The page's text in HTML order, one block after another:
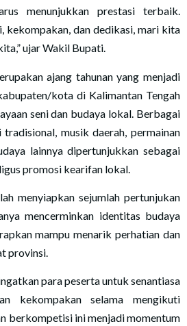
menunjukkan prestasi terbaik.
kekompakan, dan dedikasi, mari kita
ujar Wakil Bupati.
ajang tahunan yang menjadi
kota di Kalimantan Tengah
seni dan budaya lokal. Berbagai
musik daerah, permainan
lainnya dipertunjukkan sebagai
promosi kearifan lokal.
menyiapkan sejumlah pertunjukan
mencerminkan identitas budaya
mampu menarik perhatian dan
provinsi.
para peserta untuk senantiasa
kekompakan selama mengikuti
berkompetisi ini menjadi momentum